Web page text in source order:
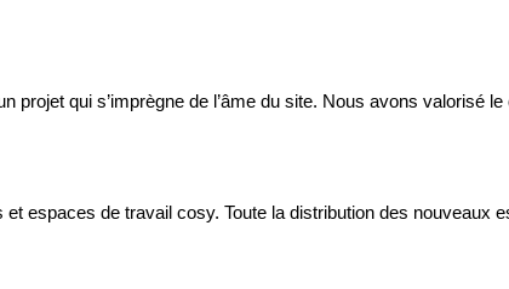
qui s’imprègne de l’âme du site. Nous avons valorisé
espaces de travail cosy. Toute la distribution des nouveaux